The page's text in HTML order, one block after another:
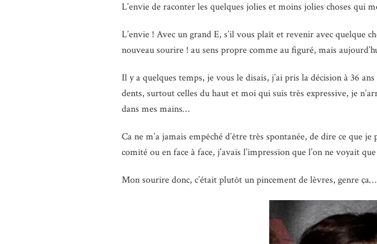
L’envie de raconter les quelques jolies et moins jolies choses qui
L’envie ! Avec un grand E, s’il vous plaît et revenir avec quelque
nouveau sourire ! au sens propre comme au figuré, mais
Il y a quelques temps, je vous le disais, j’ai pris la décision à 36
dents, surtout celles du haut et moi qui suis très expressive, je
dans mes mains…
Ca ne m’a jamais empêché d’être très spontanée, de dire ce que
comité ou en face à face, j’avais l’impression que l’on ne voyait
Mon sourire donc, c’était plutôt un pincement de lèvres, genre ça…